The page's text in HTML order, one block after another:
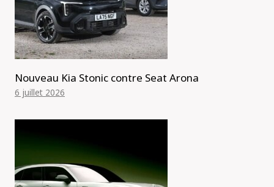
Nouveau Kia Stonic contre Seat Arona
6 juillet 2026